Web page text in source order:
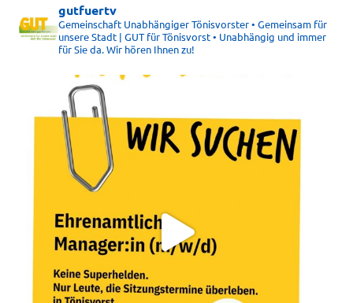
gutfuertv
Gemeinschaft Unabhängiger Tönisvorster • Gemeinsam für
unsere Stadt | GUT für Tönisvorst • Unabhängig und immer
für Sie da. Wir hören Ihnen zu!